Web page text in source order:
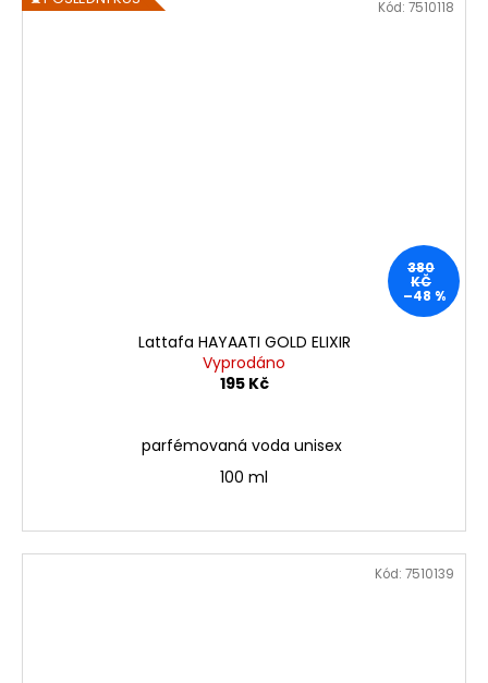
380
KČ
–48 %
Lattafa HAYAATI GOLD ELIXIR
Vyprodáno
195 Kč
parfémovaná voda unisex
100 ml
Kód: 7510118
Kód: 7510139